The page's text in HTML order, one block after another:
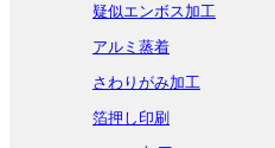
疑似エンボス加工
アルミ蒸着
さわりがみ加工
箔押し印刷